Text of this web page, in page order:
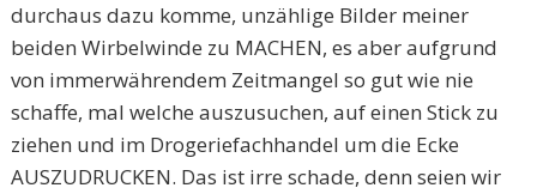
durchaus dazu komme, unzählige Bilder meiner
beiden Wirbelwinde zu MACHEN, es aber aufgrund
von immerwährendem Zeitmangel so gut wie nie
schaffe, mal welche auszusuchen, auf einen Stick zu
ziehen und im Drogeriefachhandel um die Ecke
AUSZUDRUCKEN. Das ist irre schade, denn seien wir